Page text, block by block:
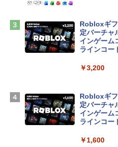
￥2,952
Apple 2026
igence、
ームカメ
D - ミッド
￥314,800
Robloxギ
定バーチャ
インゲーム
ラインコー
￥3,200
Robloxギ
定バーチャ
インゲーム
ラインコー
￥1,600